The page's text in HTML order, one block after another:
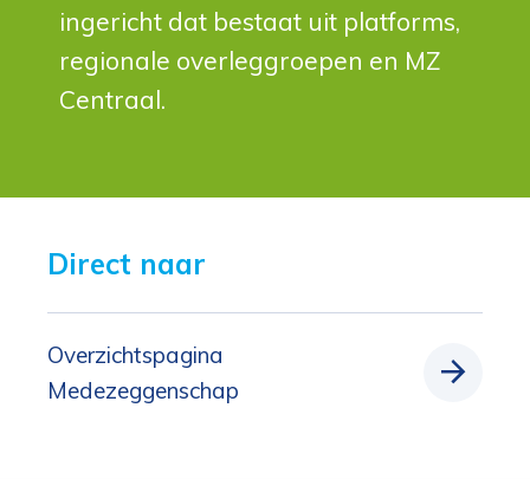
ingericht dat bestaat uit platforms,
regionale overleggroepen en MZ
Centraal.
Direct naar
Overzichtspagina
Medezeggenschap